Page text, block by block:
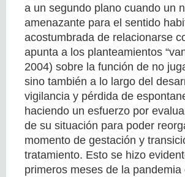
a un segundo plano cuando un
amenazante para el sentido
acostumbrada de relacionarse
apunta a los planteamientos
2004) sobre la función de no
sino también a lo largo del
vigilancia y pérdida de
haciendo un esfuerzo por
de su situación para poder
momento de gestación y
tratamiento. Esto se hizo
primeros meses de la